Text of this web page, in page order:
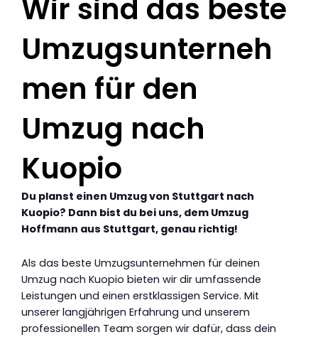
Wir sind das beste
Umzugsunterneh
men für den
Umzug nach
Kuopio
Du planst einen Umzug von Stuttgart nach
Kuopio? Dann bist du bei uns, dem Umzug
Hoffmann aus Stuttgart, genau richtig!
Als das beste Umzugsunternehmen für deinen
Umzug nach Kuopio bieten wir dir umfassende
Leistungen und einen erstklassigen Service. Mit
unserer langjährigen Erfahrung und unserem
professionellen Team sorgen wir dafür, dass dein